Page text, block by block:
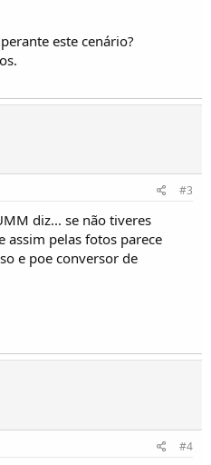
este cenário?
#3
diz... se não tiveres
assim pelas fotos parece
e poe conversor de
#4